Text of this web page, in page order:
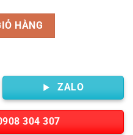
HÀNG
ZALO
304 307